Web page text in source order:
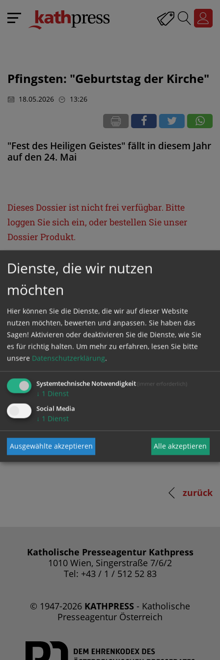
Pfingsten: "Geburtstag der Kirche"
18.05.2026 13:26
"Fest des Heiligen Geistes" fällt in diesem Jahr
auf den 24. Mai
Dieses Dossier ist nicht frei verfügbar. Bitte
loggen Sie sich ein, oder bestellen Sie unser
Dossier Produkt.
GESCHÜTZTER BEREICH
und Passwort an.
Benutzername
Passwort
zurück
Katholische Presseagentur Kathpress
1010 Wien, Singerstraße 7/6/2
Tel: +43 / 1 / 512 52 83
© 1947-2026 KATHPRESS - Katholische
Presseagentur Österreich
Dienste, die wir nutzen
möchten
Hier können Sie die Dienste, die wir auf dieser Website
nutzen möchten, bewerten und anpassen. Sie haben das
Sagen! Aktivieren oder deaktivieren Sie die Dienste, wie Sie
es für richtig halten. Um mehr zu erfahren, lesen Sie bitte
unsere Datenschutzerklärung.
Systemtechnische Notwendigkeit (immer erforderlich)
↓ 1 Dienst
Social Media
↓ 1 Dienst
Ausgewählte akzeptieren Alle akzeptieren